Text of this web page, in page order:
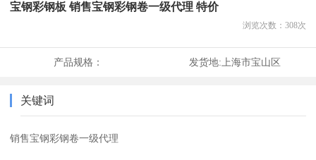
宝钢彩钢板 销售宝钢彩钢卷一级代理 特价
浏览次数： 308次
产品规格： 发货地: 上海市宝山区
关键词
销售宝钢彩钢卷一级代理